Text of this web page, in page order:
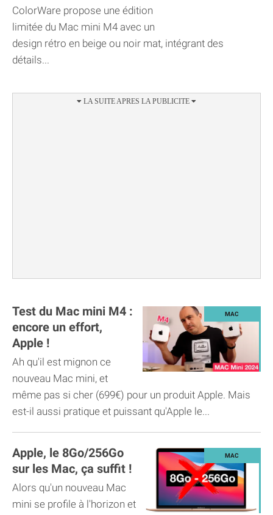
ColorWare propose une édition
limitée du Mac mini M4 avec un
design rétro en beige ou noir mat, intégrant des
détails...
Test du Mac mini M4 :
encore un effort,
Apple !
Ah qu'il est mignon ce
nouveau Mac mini, et
même pas si cher (699€) pour un produit Apple. Mais
est-il aussi pratique et puissant qu'Apple le...
Apple, le 8Go/256Go
sur les Mac, ça suffit !
Alors qu'un nouveau Mac
mini se profile à l'horizon et